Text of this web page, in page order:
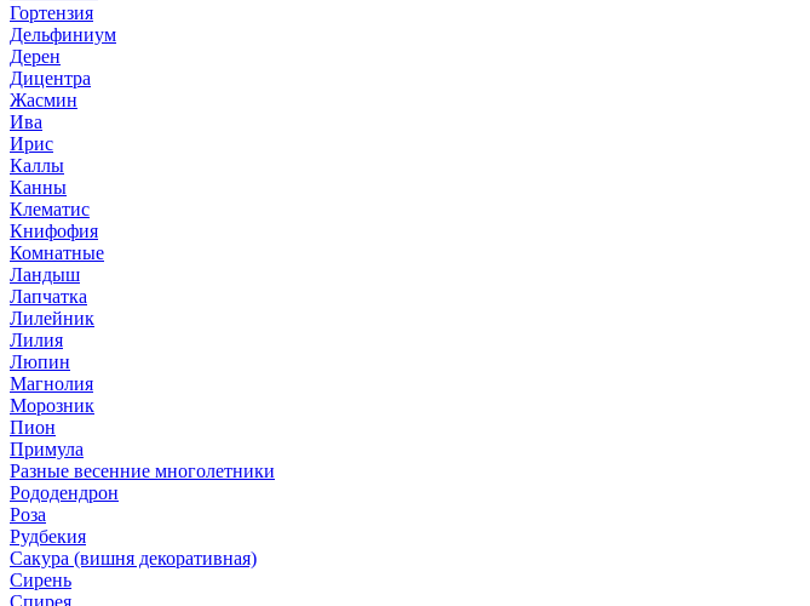
Гортензия
Дельфиниум
Дерен
Дицентра
Жасмин
Ива
Ирис
Каллы
Канны
Клематис
Книфофия
Комнатные
Ландыш
Лапчатка
Лилейник
Лилия
Люпин
Магнолия
Морозник
Пион
Примула
Разные весенние многолетники
Рододендрон
Роза
Рудбекия
Сакура (вишня декоративная)
Сирень